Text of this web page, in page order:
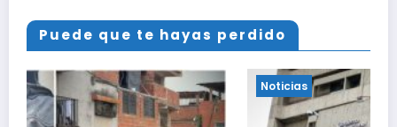
Puede que te hayas perdido
Noticias